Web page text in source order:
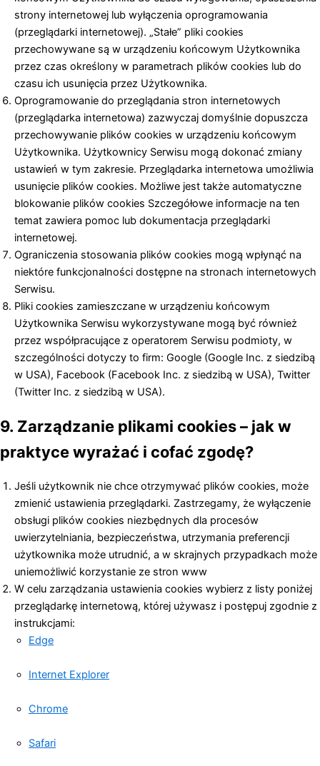
strony internetowej lub wyłączenia oprogramowania
(przeglądarki internetowej). „Stałe” pliki cookies
przechowywane są w urządzeniu końcowym Użytkownika
przez czas określony w parametrach plików cookies lub do
czasu ich usunięcia przez Użytkownika.
Oprogramowanie do przeglądania stron internetowych
(przeglądarka internetowa) zazwyczaj domyślnie dopuszcza
przechowywanie plików cookies w urządzeniu końcowym
Użytkownika. Użytkownicy Serwisu mogą dokonać zmiany
ustawień w tym zakresie. Przeglądarka internetowa umożliwia
usunięcie plików cookies. Możliwe jest także automatyczne
blokowanie plików cookies Szczegółowe informacje na ten
temat zawiera pomoc lub dokumentacja przeglądarki
internetowej.
Ograniczenia stosowania plików cookies mogą wpłynąć na
niektóre funkcjonalności dostępne na stronach internetowych
Serwisu.
Pliki cookies zamieszczane w urządzeniu końcowym
Użytkownika Serwisu wykorzystywane mogą być również
przez współpracujące z operatorem Serwisu podmioty, w
szczególności dotyczy to firm: Google (Google Inc. z siedzibą
w USA), Facebook (Facebook Inc. z siedzibą w USA), Twitter
(Twitter Inc. z siedzibą w USA).
9. Zarządzanie plikami cookies – jak w
praktyce wyrażać i cofać zgodę?
Jeśli użytkownik nie chce otrzymywać plików cookies, może
zmienić ustawienia przeglądarki. Zastrzegamy, że wyłączenie
obsługi plików cookies niezbędnych dla procesów
uwierzytelniania, bezpieczeństwa, utrzymania preferencji
użytkownika może utrudnić, a w skrajnych przypadkach może
uniemożliwić korzystanie ze stron www
W celu zarządzania ustawienia cookies wybierz z listy poniżej
przeglądarkę internetową, której używasz i postępuj zgodnie z
instrukcjami:
Edge
Internet Explorer
Chrome
Safari